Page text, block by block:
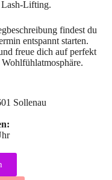
Lifting.
findest du
entspannt starten.
freue dich auf perfekt
Sollenau